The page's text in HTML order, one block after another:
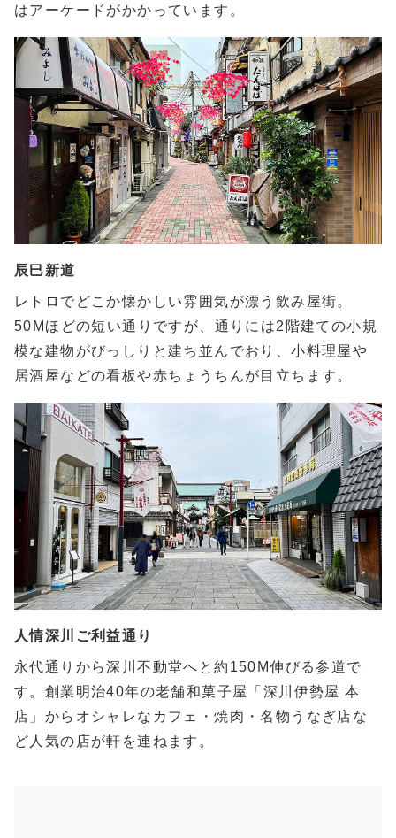
はアーケードがかかっています。
辰巳新道
レトロでどこか懐かしい雰囲気が漂う飲み屋街。
50Mほどの短い通りですが、通りには2階建ての小規
模な建物がびっしりと建ち並んでおり、小料理屋や
居酒屋などの看板や赤ちょうちんが目立ちます。
人情深川ご利益通り
永代通りから深川不動堂へと約150M伸びる参道で
す。創業明治40年の老舗和菓子屋「深川伊勢屋 本
店」からオシャレなカフェ・焼肉・名物うなぎ店な
ど人気の店が軒を連ねます。